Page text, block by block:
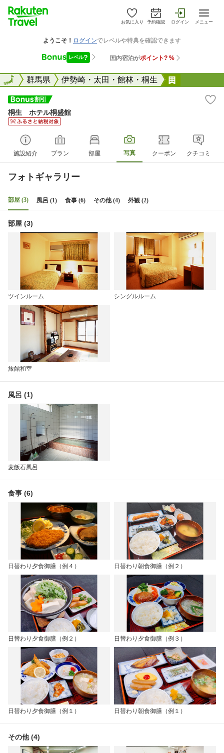
お気に入り 予約確認 ログイン メニュー
全国群馬県 伊勢崎・太田・館林・桐生
全国
桐生 ホテル桐盛館
施設紹介 プラン 部屋 写真 クーポン クチコミ
フォトギャラリー
部屋 (3) 風呂 (1) 食事 (6) その他 (4) 外観 (2)
部屋 (3)
ツインルーム シングルルーム
旅館和室
風呂 (1)
麦飯石風呂
食事 (6)
日替わり夕食御膳（例４） 日替わり朝食御膳（例２）
日替わり夕食御膳（例２） 日替わり夕食御膳（例３）
日替わり夕食御膳（例１） 日替わり朝食御膳（例１）
その他 (4)